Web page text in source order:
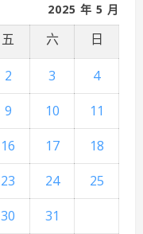
2025 年 5 月
五 六 日
2 3
4
9 10
11
16 17
18
23 24
25
30
31